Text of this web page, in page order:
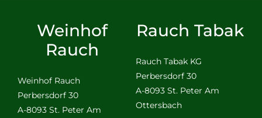
Weinhof
Rauch
Weinhof Rauch
Perbersdorf 30
A-8093 St. Peter Am
Rauch Tabak
Rauch Tabak KG
Perbersdorf 30
A-8093 St. Peter Am
Ottersbach